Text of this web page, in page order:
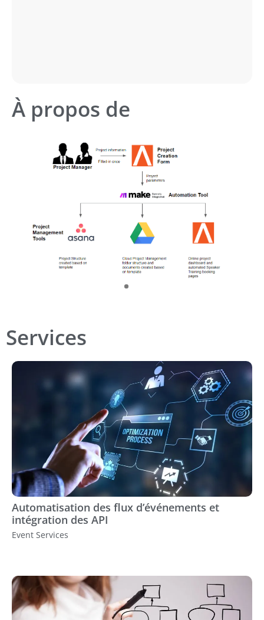
À propos de
Services
Automatisation des flux d’événements et
intégration des API
Event Services